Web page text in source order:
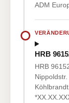
ADM
HRB
HRB